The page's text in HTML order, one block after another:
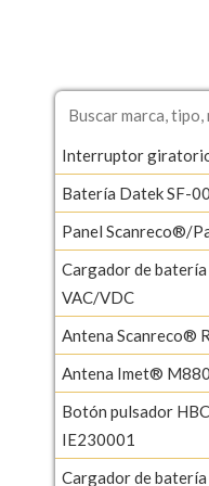
Interruptor
Batería Datek SF-
Panel Scanreco®/
Cargador de
VAC/VDC
Antena Scanreco®
Antena Imet®
Botón pulsador
IE230001
Cargador de